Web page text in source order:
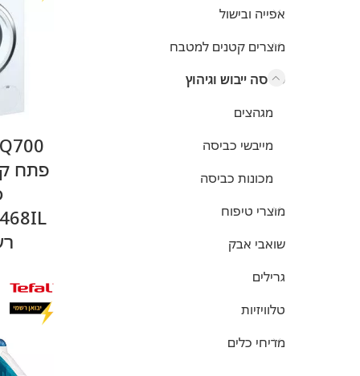
TEFAL
אפייה ובישול
מוצרים קטנים למטבח
כביסה ייבוש וגיהוץ
מגהצים
מייבשי כביסה
מכונות כביסה
מוצרי טיפוח
שואבי אבק
גרילים
טלוויזיות
מדיחי כלים